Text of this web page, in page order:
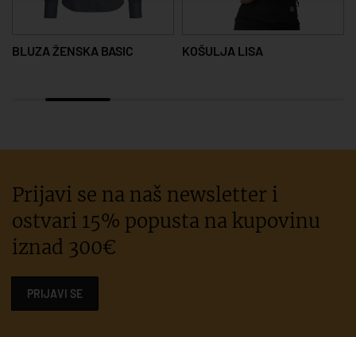
BLUZA ŽENSKA BASIC KOŠULJA LISA
Prijavi se na naš newsletter i
ostvari 15% popusta na kupovinu
iznad 300€
PRIJAVI SE